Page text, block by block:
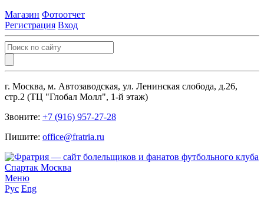
Магазин Фотоотчет
Регистрация Вход
г. Москва, м. Автозаводская, ул. Ленинская слобода, д.26,
стр.2 (ТЦ "Глобал Молл", 1-й этаж)
Звоните: +7 (916) 957-27-28
Пишите: office@fratria.ru
Меню
Рус Eng